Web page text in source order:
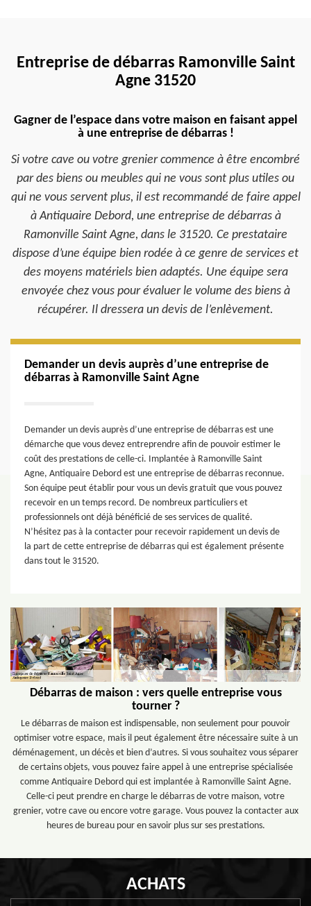
Entreprise de débarras Ramonville Saint
Agne 31520
Gagner de l’espace dans votre maison en faisant appel
à une entreprise de débarras !
Si votre cave ou votre grenier commence à être encombré
par des biens ou meubles qui ne vous sont plus utiles ou
qui ne vous servent plus, il est recommandé de faire appel
à Antiquaire Debord, une entreprise de débarras à
Ramonville Saint Agne, dans le 31520. Ce prestataire
dispose d’une équipe bien rodée à ce genre de services et
des moyens matériels bien adaptés. Une équipe sera
envoyée chez vous pour évaluer le volume des biens à
récupérer. Il dressera un devis de l’enlèvement.
Demander un devis auprès d’une entreprise de
débarras à Ramonville Saint Agne
Demander un devis auprès d’une entreprise de débarras est une
démarche que vous devez entreprendre afin de pouvoir estimer le
coût des prestations de celle-ci. Implantée à Ramonville Saint
Agne, Antiquaire Debord est une entreprise de débarras reconnue.
Son équipe peut établir pour vous un devis gratuit que vous pouvez
recevoir en un temps record. De nombreux particuliers et
professionnels ont déjà bénéficié de ses services de qualité.
N’hésitez pas à la contacter pour recevoir rapidement un devis de
la part de cette entreprise de débarras qui est également présente
dans tout le 31520.
Débarras de maison : vers quelle entreprise vous
tourner ?
Le débarras de maison est indispensable, non seulement pour pouvoir
optimiser votre espace, mais il peut également être nécessaire suite à un
déménagement, un décès et bien d’autres. Si vous souhaitez vous séparer
de certains objets, vous pouvez faire appel à une entreprise spécialisée
comme Antiquaire Debord qui est implantée à Ramonville Saint Agne.
Celle-ci peut prendre en charge le débarras de votre maison, votre
grenier, votre cave ou encore votre garage. Vous pouvez la contacter aux
heures de bureau pour en savoir plus sur ses prestations.
ACHATS